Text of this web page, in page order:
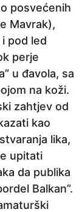
posvećenih
Mavrak),
pod led
perje
u đavola, sa
na koži.
zahtjev od
kao
lika,
upitati
da publika
Balkan”.